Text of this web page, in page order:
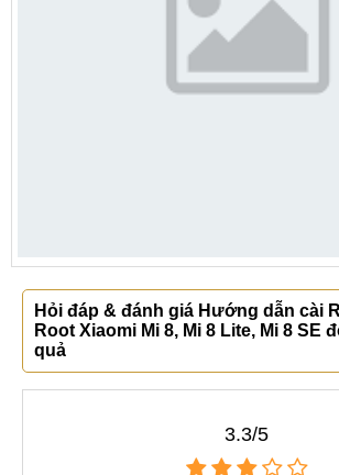
Hỏi đáp & đánh giá Hướng dẫn cài
Root Xiaomi Mi 8, Mi 8 Lite, Mi 8 SE
quả
3.3/5